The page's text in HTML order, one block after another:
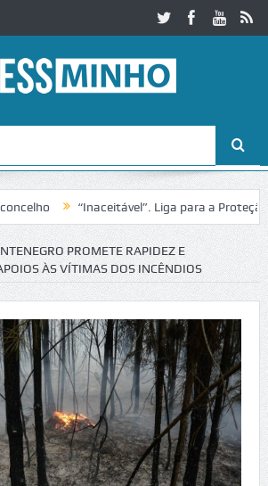
“Inaceitável”. Liga para a Proteção da
Igreja do Castelo de Cerveira
PROMETE RAPIDEZ E
ÀS VÍTIMAS DOS INCÊNDIOS